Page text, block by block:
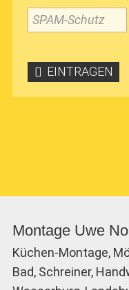
SPAM-Schutz
EINTRAGEN
Montage Uwe
Küchen-Montage,
Bad, Schreiner,